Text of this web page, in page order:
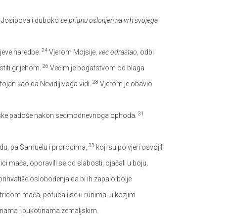
i duboko se prignu oslonjen na vrh svojega
naredbe. 24 Vjerom Mojsije, već odrastao, odbi
grijehom. 26 Većim je bogatstvom od blaga
kao da Nevidljivoga vidi. 28 Vjerom je obavio
padoše nakon sedmodnevnoga ophoda. 31
pa Samuelu i prorocima, 33 koji su po vjeri osvojili
mača, oporavili se od slabosti, ojačali u boju,
oslobođenja da bi ih zapalo bolje
mača, potucali se u runima, u kozjim
i pukotinama zemaljskim.